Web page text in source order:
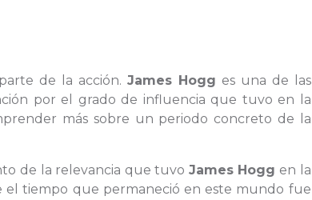
de la acción. James Hogg es una de las
por el grado de influencia que tuvo en la
más sobre un periodo concreto de la
de la relevancia que tuvo James Hogg en la
el tiempo que permaneció en este mundo fue